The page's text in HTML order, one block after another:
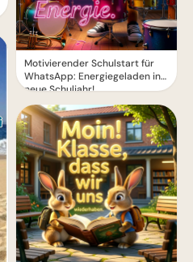
Motivierender Schulstart für
WhatsApp: Energiegeladen ins
neue Schuljahr!